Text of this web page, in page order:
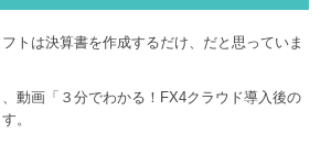
トは決算書を作成するだけ、だと思っていま
動画「３分でわかる！FX4クラウド導入後の
。